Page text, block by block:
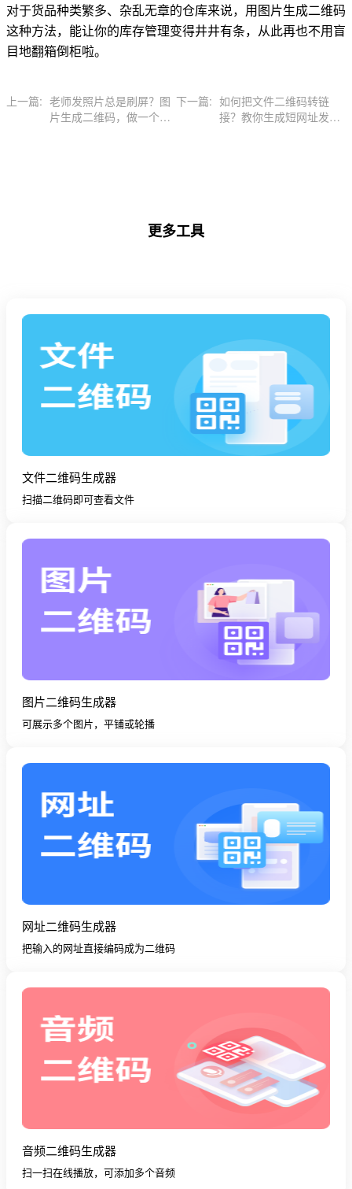
对于货品种类繁多、杂乱无章的仓库来说，用图片生成二维码
这种方法，能让你的库存管理变得井井有条，从此再也不用盲
目地翻箱倒柜啦。
上一篇: 老师发照片总是刷屏？图
片生成二维码，做一个不
下一篇: 如何把文件二维码转链
接？教你生成短网址发给
更多工具
文件二维码生成器
扫描二维码即可查看文件
图片二维码生成器
可展示多个图片，平铺或轮播
网址二维码生成器
把输入的网址直接编码成为二维码
音频二维码生成器
扫一扫在线播放，可添加多个音频